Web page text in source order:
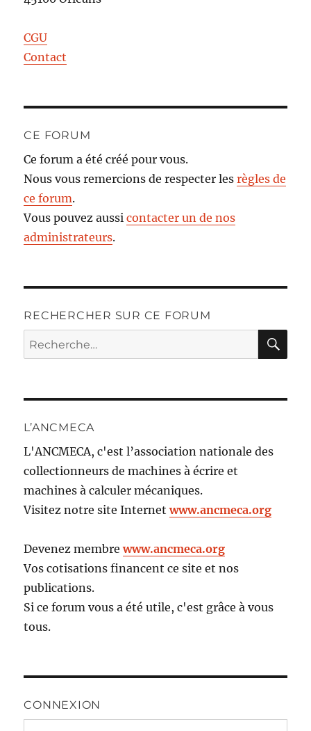
CGU
Contact
CE FORUM
Ce forum a été créé pour vous.
Nous vous remercions de respecter lesrègles de
ce forum.
Vous pouvez aussicontacter un de nos
administrateurs.
RECHERCHER SUR CE FORUM
Recherche
pour :
L’ANCMECA
L'ANCMECA, c'est l’association nationale des
collectionneurs de machines à écrire et
machines à calculer mécaniques.
Visitez notre site Internetwww.ancmeca.org
Devenez membrewww.ancmeca.org
Vos cotisations financent ce site et nos
publications.
Si ce forum vous a été utile, c'est grâce à vous
tous.
CONNEXION